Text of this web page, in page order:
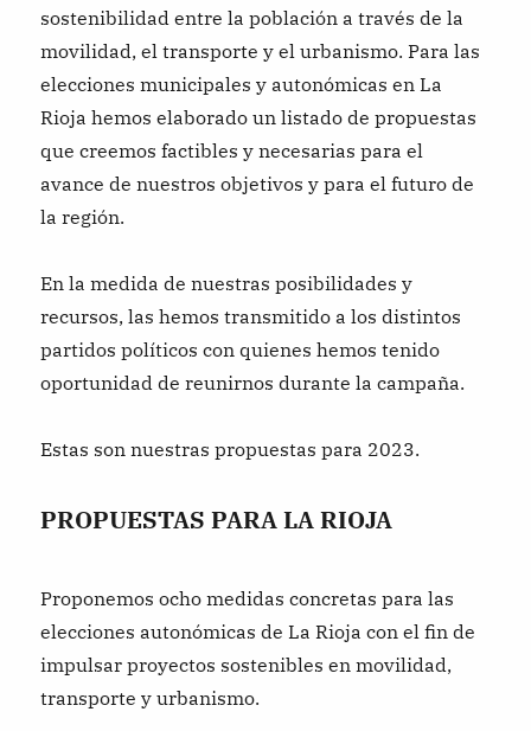
sostenibilidad entre la población a través de la
movilidad, el transporte y el urbanismo. Para las
elecciones municipales y autonómicas en La
Rioja hemos elaborado un listado de propuestas
que creemos factibles y necesarias para el
avance de nuestros objetivos y para el futuro de
la región.
En la medida de nuestras posibilidades y
recursos, las hemos transmitido a los distintos
partidos políticos con quienes hemos tenido
oportunidad de reunirnos durante la campaña.
Estas son nuestras propuestas para 2023.
PROPUESTAS PARA LA RIOJA
Proponemos ocho medidas concretas para las
elecciones autonómicas de La Rioja con el fin de
impulsar proyectos sostenibles en movilidad,
transporte y urbanismo.